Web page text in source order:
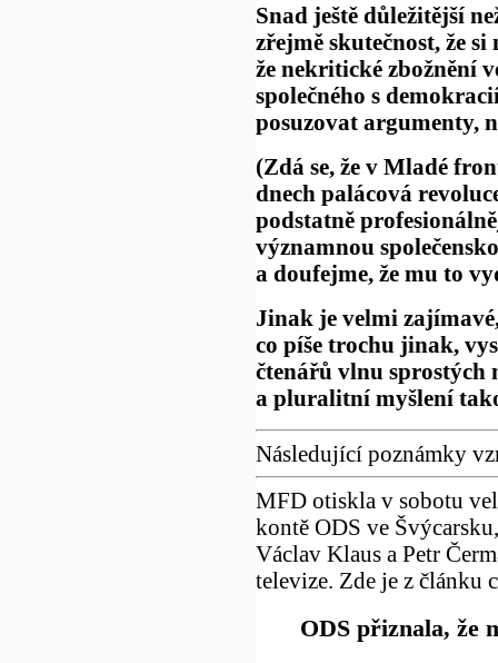
Snad ještě důležitější
zřejmě skutečnost, že
že nekritické zbožnění
společného s
posuzovat argumenty,
(Zdá se, že v Mladé
dnech palácová
podstatně
významnou
a doufejme, že mu to
Jinak je velmi
co píše trochu jinak,
čtenářů vlnu sprostých
a pluralitní myšlení
Následující poznámky
MFD otiskla v sobotu
kontě ODS ve
Václav Klaus a Petr
televize. Zde je z článku
ODS přiznala, že